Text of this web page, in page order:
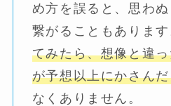
め方を誤ると、思わ
繋がることもあります
てみたら、想像と違
が予想以上にかさん
なくありません。